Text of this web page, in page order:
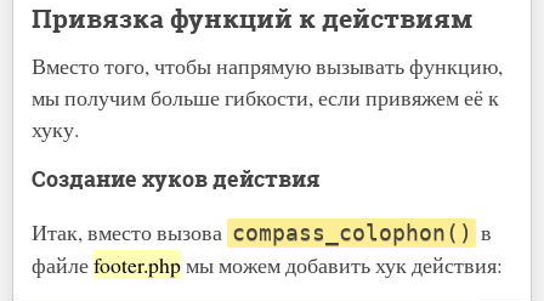
Привязка функций к действиям
Вместо того, чтобы напрямую вызывать функцию,
мы получим больше гибкости, если привяжем её к
хуку.
Создание хуков действия
Итак, вместо вызова compass_colophon() в
файлеfooter.phpмы можем добавить хук действия: